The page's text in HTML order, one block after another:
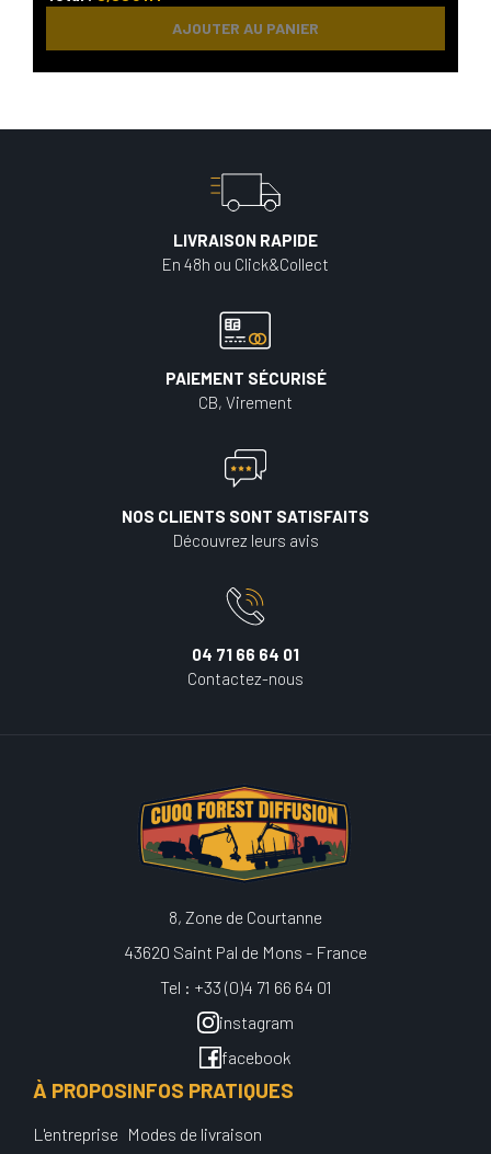
AJOUTER AU PANIER
LIVRAISON RAPIDE
En 48h ou Click&Collect
PAIEMENT SÉCURISÉ
CB, Virement
NOS CLIENTS SONT SATISFAITS
Découvrez leurs avis
04 71 66 64 01
Contactez-nous
8, Zone de Courtanne
43620 Saint Pal de Mons - France
Tel : +33 (0)4 71 66 64 01
instagram
facebook
À PROPOS
L'entreprise
INFOS PRATIQUES
Modes de livraison